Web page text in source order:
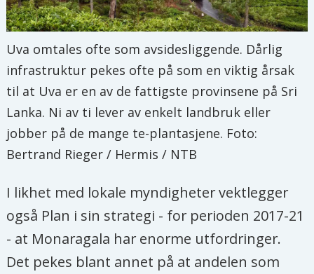
Uva omtales ofte som avsidesliggende. Dårlig
infrastruktur pekes ofte på som en viktig årsak
til at Uva er en av de fattigste provinsene på Sri
Lanka. Ni av ti lever av enkelt landbruk eller
jobber på de mange te-plantasjene. Foto:
Bertrand Rieger / Hermis / NTB
I likhet med lokale myndigheter vektlegger
også Plan i sin strategi - for perioden 2017-21
- at Monaragala har enorme utfordringer.
Det pekes blant annet på at andelen som